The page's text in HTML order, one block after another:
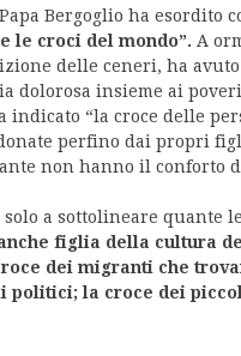
Bergoglio ha esordito
le croci del mondo”. A
delle ceneri, ha
dolorosa insieme ai
“la croce delle
perfino dai propri
non hanno il conforto
a sottolineare quante
figlia della cultura
dei migranti che
politici; la croce dei